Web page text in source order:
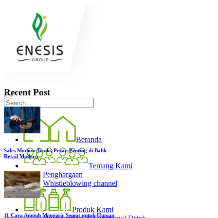
Beranda
Tentang Kami
Penghargaan
Whistleblowing channel
Produk Kami
Recent Post
Sales Modern Trade, Peran Penting di Balik
Retail Modern
11 Cara Ampuh Mengusir Semut untuk Hunian